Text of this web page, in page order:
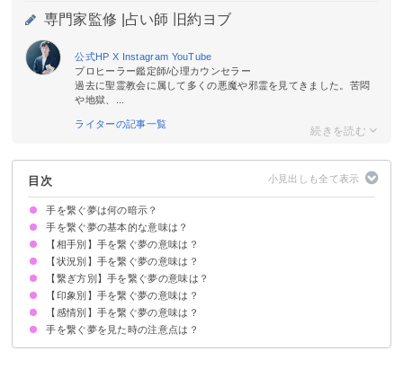
専門家監修 | 占い師 旧約ヨブ
公式HP X Instagram YouTube
プロヒーラー鑑定師/心理カウンセラー
過去に聖霊教会に属して多くの悪魔や邪霊を見てきました。苦悶
や地獄、...
ライターの記事一覧
目次
手を繋ぐ夢は何の暗示？
手を繋ぐ夢の基本的な意味は？
チャンスや幸運を掴み取ろうとしている暗示
状況によって意味が決まる
【相手別】手を繋ぐ夢の意味は？
好きな人と手を繋ぐ夢【吉夢】
芸能人と手を繋ぐ夢【吉夢】
異性と手を繋ぐ夢【吉夢・予知夢】
恋人(彼氏・彼女)と手を繋ぐ夢【吉夢】
ツインレイと手を繋ぐ夢【警告夢】
知らない人と手を繋ぐ夢【吉夢】
友達と手を繋ぐ夢【吉夢】
子供と手を繋ぐ夢【吉夢】
先生と手を繋ぐ夢【警告夢】
先輩と手を繋ぐ夢【吉夢】
上司と手を繋ぐ夢【吉夢】
イケメンと手を繋ぐ夢【吉夢】
昔好きだった人と手を繋ぐ夢【凶夢】
知り合いと手を繋ぐ夢【吉夢】
元彼と手を繋ぐ夢【凶夢】
元カノと手を繋ぐ夢【凶夢】
亡くなった人と手を繋ぐ夢【吉夢】
赤ちゃんと手を繋ぐ夢【吉夢】
自分と手を繋ぐ夢【警告夢】
【状況別】手を繋ぐ夢の意味は？
リアルな手を繋ぐ夢【予知夢】
手を繋いで歩く夢【吉夢】
手を繋いで走る夢【吉夢】
手を繋いでキスする夢【吉夢】
隠れて手を繋ぐ夢【警告夢】
手を繋いで寝る夢【警告夢】
手を繋いでデートする夢【吉夢】
手を繋ぐのを嫌がられる夢【警告夢】
【繋ぎ方別】手を繋ぐ夢の意味は？
左手を繋ぐ夢【凶夢】
右手を繋ぐ夢【吉夢】
利き手を繋ぐ夢【吉夢】
両手を繋ぐ夢【吉夢】
恋人繋ぎで手を繋ぐ夢【吉夢・凶夢】
【印象別】手を繋ぐ夢の意味は？
手を繋いで温かい夢【吉夢】
手を繋いで冷たい夢【凶夢】
手を繋いで強い夢【吉夢】
手を繋いで柔らかい夢【吉夢】
手を繋いで優しい夢【吉夢】
【感情別】手を繋ぐ夢の意味は？
手を繋いで幸せな夢【吉夢】
手を繋いで安心する夢【吉夢】
手を繋いで嫌な夢【凶夢】
手を繋ぐ夢を見た時の注意点は？
人間関係を見直す
吉夢なら話さず警告夢や凶夢は人に話す